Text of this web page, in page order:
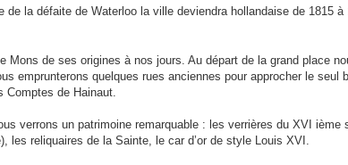
la défaite de Waterloo la ville deviendra hollandaise de 1815 à
Mons de ses origines à nos jours. Au départ de la grand place
emprunterons quelques rues anciennes pour approcher le seul
Comptes de Hainaut.
verrons un patrimoine remarquable : les verrières du XVI
reliquaires de la Sainte, le car d’or de style Louis XVI.